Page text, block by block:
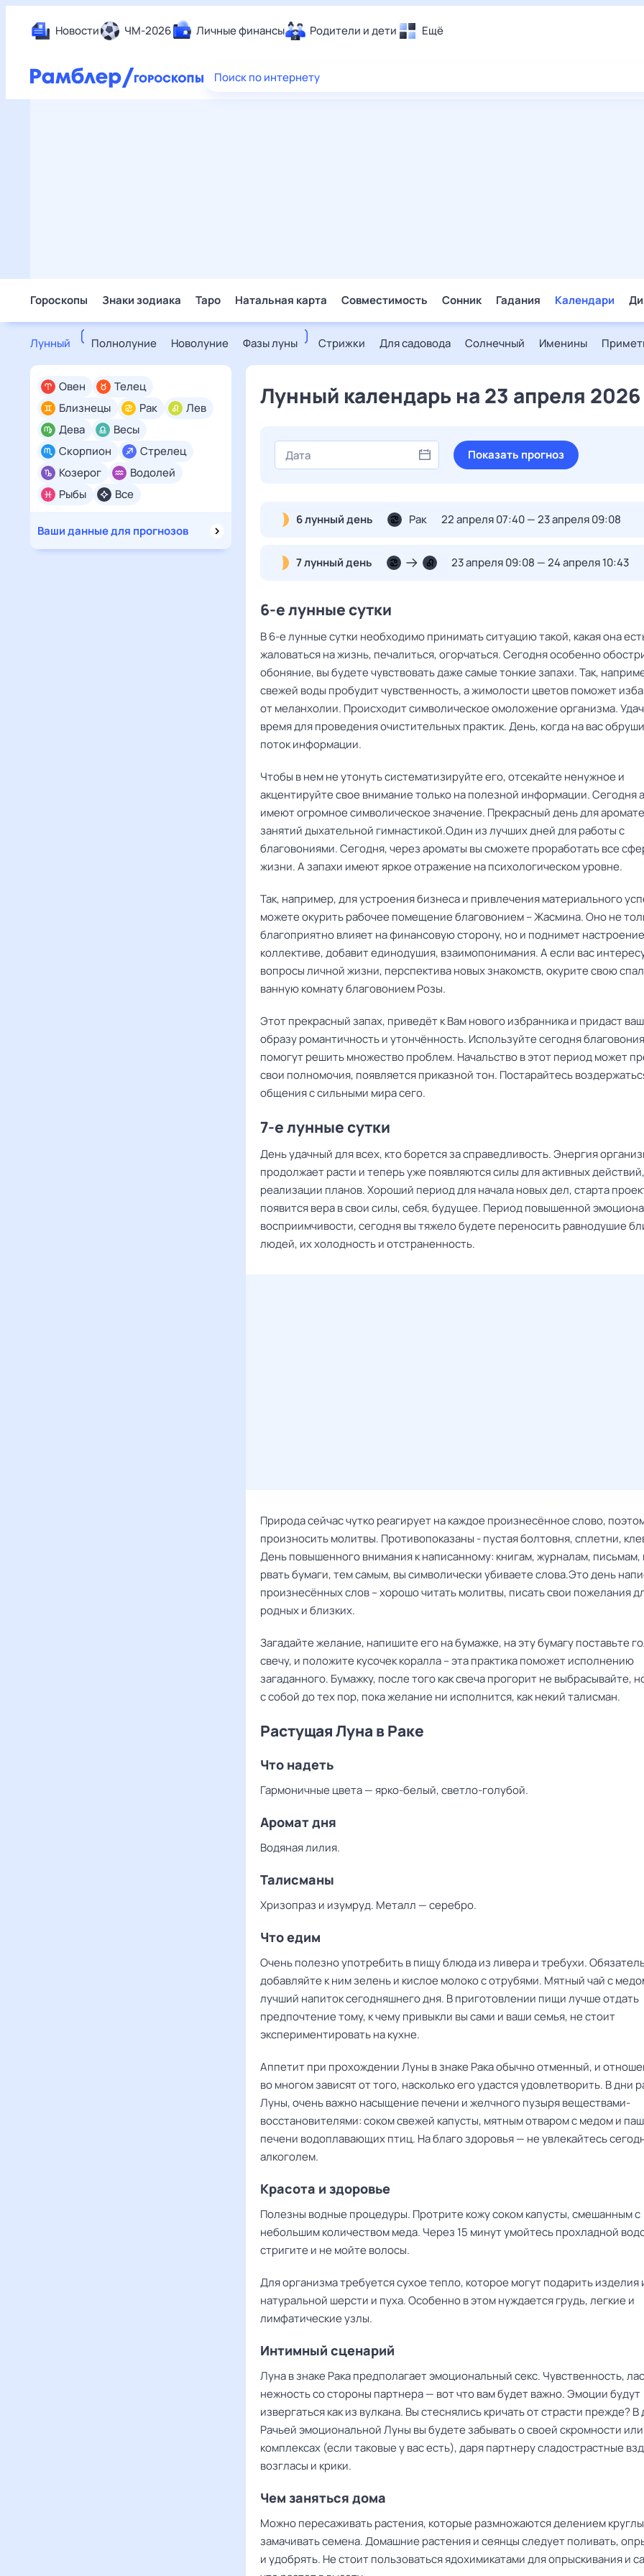
Новости ЧМ-2026 Личные финансы Родители и дети Ещё
Еда
Поиск по интернету
Гороскопы Знаки зодиака Таро Натальная карта Совместимость Сонник Гадания Календари
Лунный Полнолуние Новолуние Фазы луны Стрижки Для садовода Солнечный Именины
Все
Овен
Телец
Близнецы
Рак
Лев
Дева
Весы
Скорпион
Стрелец
Козерог
Водолей
Рыбы
Ваши данные для прогнозов
Лунный календарь на 23 апреля 2026
Показать прогноз
6 лунный день Рак 22 апреля 07:40 — 23 апреля 09:08
7 лунный день 23 апреля 09:08 — 24 апреля 10:43
6-е лунные сутки
В 6-е лунные сутки необходимо принимать ситуацию такой, какая она
жаловаться на жизнь, печалиться, огорчаться. Сегодня особенно
обоняние, вы будете чувствовать даже самые тонкие запахи. Так,
свежей воды пробудит чувственность, а жимолости цветов поможет
от меланхолии. Происходит символическое омоложение организма.
время для проведения очистительных практик. День, когда на вас
поток информации.
Чтобы в нем не утонуть систематизируйте его, отсекайте ненужное и
акцентируйте свое внимание только на полезной информации. Сегодня
имеют огромное символическое значение. Прекрасный день для
занятий дыхательной гимнастикой.Один из лучших дней для работы с
благовониями. Сегодня, через ароматы вы сможете проработать все
жизни. А запахи имеют яркое отражение на психологическом уровне.
Так, например, для устроения бизнеса и привлечения материального
можете окурить рабочее помещение благовонием – Жасмина. Оно не
благоприятно влияет на финансовую сторону, но и поднимет
коллективе, добавит единодушия, взаимопонимания. А если вас
вопросы личной жизни, перспектива новых знакомств, окурите свою
ванную комнату благовонием Розы.
Этот прекрасный запах, приведёт к Вам нового избранника и придаст
образу романтичность и утончённость. Используйте сегодня
помогут решить множество проблем. Начальство в этот период может
свои полномочия, появляется приказной тон. Постарайтесь
общения с сильными мира сего.
7-е лунные сутки
День удачный для всех, кто борется за справедливость. Энергия
продолжает расти и теперь уже появляются силы для активных действий,
реализации планов. Хороший период для начала новых дел, старта
появится вера в свои силы, себя, будущее. Период повышенной
восприимчивости, сегодня вы тяжело будете переносить равнодушие
людей, их холодность и отстраненность.
Природа сейчас чутко реагирует на каждое произнесённое слово,
произносить молитвы. Противопоказаны - пустая болтовня, сплетни,
День повышенного внимания к написанному: книгам, журналам, письмам,
рвать бумаги, тем самым, вы символически убиваете слова.Это день
произнесённых слов – хорошо читать молитвы, писать свои пожелания
родных и близких.
Загадайте желание, напишите его на бумажке, на эту бумагу поставьте
свечу, и положите кусочек коралла – эта практика поможет исполнению
загаданного. Бумажку, после того как свеча прогорит не выбрасывайте,
с собой до тех пор, пока желание ни исполнится, как некий талисман.
Растущая Луна в Раке
Что надеть
Гармоничные цвета — ярко-белый, светло-голубой.
Аромат дня
Водяная лилия.
Талисманы
Хризопраз и изумруд. Металл — серебро.
Что едим
Очень полезно употребить в пищу блюда из ливера и требухи.
добавляйте к ним зелень и кислое молоко с отрубями. Мятный чай с
лучший напиток сегодняшнего дня. В приготовлении пищи лучше отдать
предпочтение тому, к чему привыкли вы сами и ваши семья, не стоит
экспериментировать на кухне.
Аппетит при прохождении Луны в знаке Рака обычно отменный, и
во многом зависят от того, насколько его удастся удовлетворить. В дни
Луны, очень важно насыщение печени и желчного пузыря веществами-
восстановителями: соком свежей капусты, мятным отваром с медом и
печени водоплавающих птиц. На благо здоровья — не увлекайтесь
алкоголем.
Красота и здоровье
Полезны водные процедуры. Протрите кожу соком капусты, смешанным с
небольшим количеством меда. Через 15 минут умойтесь прохладной
стригите и не мойте волосы.
Для организма требуется сухое тепло, которое могут подарить изделия
натуральной шерсти и пуха. Особенно в этом нуждается грудь, легкие и
лимфатические узлы.
Интимный сценарий
Луна в знаке Рака предполагает эмоциональный секс. Чувственность,
нежность со стороны партнера — вот что вам будет важно. Эмоции будут
извергаться как из вулкана. Вы стеснялись кричать от страсти прежде? В
Рачьей эмоциональной Луны вы будете забывать о своей скромности или
комплексах (если таковые у вас есть), даря партнеру сладострастные
возгласы и крики.
Чем заняться дома
Можно пересаживать растения, которые размножаются делением
замачивать семена. Домашние растения и сеянцы следует поливать,
и удобрять. Не стоит пользоваться ядохимикатами для опрыскивания и